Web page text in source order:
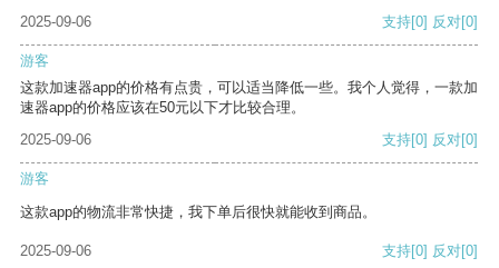
2025-09-06 支持[0] 反对[0]
游客
这款加速器app的价格有点贵，可以适当降低一些。我个人觉得，一款加
速器app的价格应该在50元以下才比较合理。
2025-09-06
支持[0] 反对[0]
游客
这款app的物流非常快捷，我下单后很快就能收到商品。
2025-09-06 支持[0] 反对[0]